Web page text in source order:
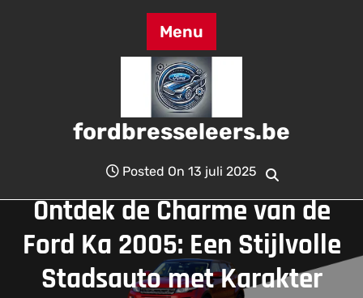
Menu
fordbresseleers.be
Posted On 13 juli 2025
Ontdek de Charme van de
Ford Ka 2005: Een Stijlvolle
Stadsauto met Karakter